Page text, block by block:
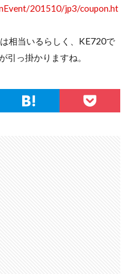
201510/jp3/coupon.ht
相当いるらしく、KE720で
引っ掛かりますね。